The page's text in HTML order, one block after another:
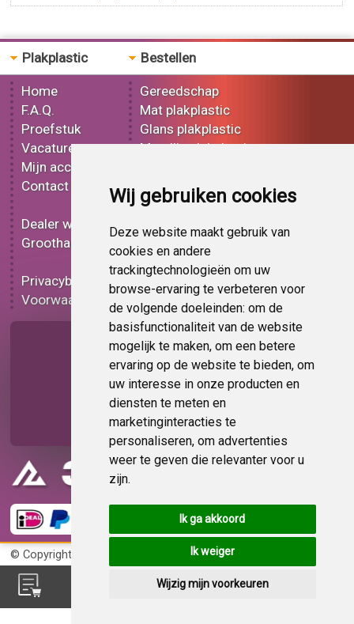
Wij gebruiken cookies
Deze website maakt gebruik van
cookies en andere
trackingtechnologieën om uw
browse-ervaring te verbeteren voor
de volgende doeleinden: om de
basisfunctionaliteit van de website
mogelijk te maken, om een betere
ervaring op de website te bieden, om
uw interesse in onze producten en
diensten te meten en
marketinginteracties te
personaliseren, om advertenties
weer te geven die relevanter voor u
zijn.
Ik ga akkoord
Ik weiger
Wijzig mijn voorkeuren
Plakplastic
Home
F.A.Q.
Proefstuk
Vacatures
Mijn account
Contact
Dealer worden
Groothandel
Privacybeleid
Voorwaarden
Bestellen
Gereedschap
Mat plakplastic
Glans plakplastic
Metallic plakplastic
Effect plakplastic
Bedrukt plakplastic
Carbon plakplastic
Lampen folie
Functionele folie
Plakplastic korting
Op bestelling
Pagina delen
© Copyright 2026